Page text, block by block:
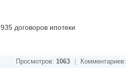
договоров ипотеки
Просмотров: 1063 Комментариев: